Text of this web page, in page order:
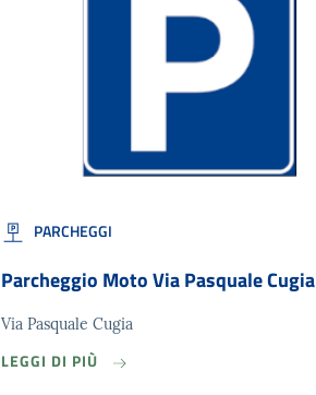
PARCHEGGI
Parcheggio Moto Via Pasquale Cugia
Via Pasquale Cugia
LEGGI DI PIÙ